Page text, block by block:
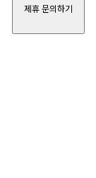
제휴 문의하기